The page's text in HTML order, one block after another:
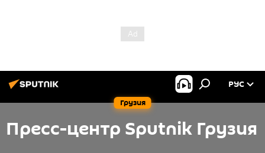
Грузия
РУС
Пресс-центр Sputnik Грузия